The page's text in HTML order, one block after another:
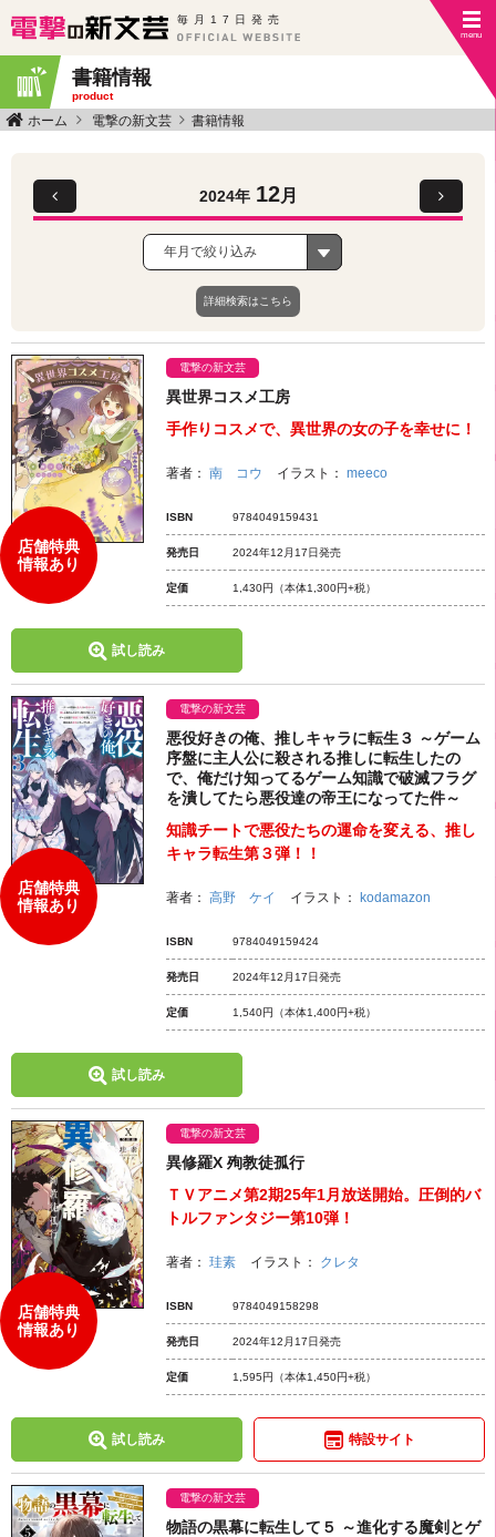
毎月17日発売
書籍情報
product
ホーム 電撃の新文芸 書籍情報
2024年 12月
年月で絞り込み
詳細検索はこちら
店舗特典
情報あり
電撃の新文芸
異世界コスメ工房
手作りコスメで、異世界の女の子を幸せに！
著者： 南 コウ イラスト： meeco
ISBN 9784049159431
発売日 2024年12月17日発売
定価 1,430円 （本体1,300円+税）
試し読み
店舗特典
情報あり
電撃の新文芸
悪役好きの俺、推しキャラに転生３ ～ゲーム
序盤に主人公に殺される推しに転生したの
で、俺だけ知ってるゲーム知識で破滅フラグ
を潰してたら悪役達の帝王になってた件～
知識チートで悪役たちの運命を変える、推し
キャラ転生第３弾！！
著者： 高野 ケイ イラスト： kodamazon
ISBN 9784049159424
発売日 2024年12月17日発売
定価 1,540円 （本体1,400円+税）
試し読み
店舗特典
情報あり
電撃の新文芸
異修羅X 殉教徒孤行
ＴＶアニメ第2期25年1月放送開始。圧倒的バ
トルファンタジー第10弾！
著者： 珪素 イラスト： クレタ
ISBN 9784049158298
発売日 2024年12月17日発売
定価 1,595円 （本体1,450円+税）
試し読み 特設サイト
電撃の新文芸
物語の黒幕に転生して５ ～進化する魔剣とゲ